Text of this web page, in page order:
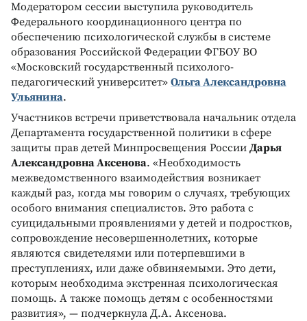
Модератором сессии выступила руководитель
Федерального координационного центра по
обеспечению психологической службы в системе
образования Российской Федерации ФГБОУ ВО
«Московский государственный психолого-
педагогический университет» Ольга Александровна
Ульянина.
Участников встречи приветствовала начальник отдела
Департамента государственной политики в сфере
защиты прав детей Минпросвещения России Дарья
Александровна Аксенова. «Необходимость
межведомственного взаимодействия возникает
каждый раз, когда мы говорим о случаях, требующих
особого внимания специалистов. Это работа с
суицидальными проявлениями у детей и подростков,
сопровождение несовершеннолетних, которые
являются свидетелями или потерпевшими в
преступлениях, или даже обвиняемыми. Это дети,
которым необходима экстренная психологическая
помощь. А также помощь детям с особенностями
развития», — подчеркнула Д.А. Аксенова.